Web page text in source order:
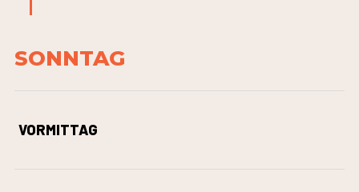
SONNTAG
VORMITTAG